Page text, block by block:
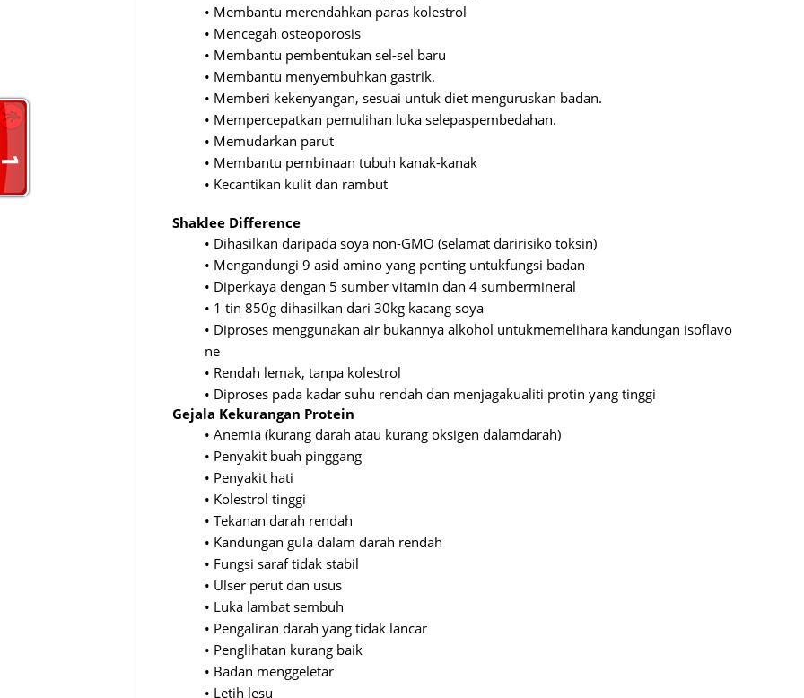
• Membantu merendahkan paras kolestrol
• Mencegah osteoporosis
• Membantu pembentukan sel-sel baru
• Membantu menyembuhkan gastrik.
• Memberi kekenyangan, sesuai untuk diet menguruskan badan.
• Mempercepatkan pemulihan luka selepaspembedahan.
• Memudarkan parut
• Membantu pembinaan tubuh kanak-kanak
• Kecantikan kulit dan rambut
Shaklee Difference
• Dihasilkan daripada soya non-GMO (selamat daririsiko toksin)
• Mengandungi 9 asid amino yang penting untukfungsi badan
• Diperkaya dengan 5 sumber vitamin dan 4 sumbermineral
• 1 tin 850g dihasilkan dari 30kg kacang soya
• Diproses menggunakan air bukannya alkohol untukmemelihara kandungan isoflavo
ne
• Rendah lemak, tanpa kolestrol
• Diproses pada kadar suhu rendah dan menjagakualiti protin yang tinggi
Gejala Kekurangan Protein
• Anemia (kurang darah atau kurang oksigen dalamdarah)
• Penyakit buah pinggang
• Penyakit hati
• Kolestrol tinggi
• Tekanan darah rendah
• Kandungan gula dalam darah rendah
• Fungsi saraf tidak stabil
• Ulser perut dan usus
• Luka lambat sembuh
• Pengaliran darah yang tidak lancar
• Penglihatan kurang baik
• Badan menggeletar
• Letih lesu